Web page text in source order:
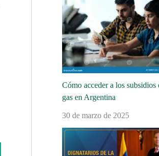
Cómo acceder a los subsidios
gas en Argentina
30 de marzo de 2025